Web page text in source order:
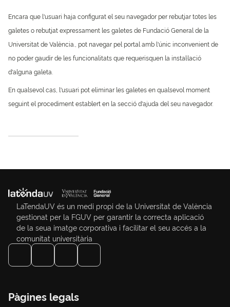
Encara que l'usuari haja configurat el seu navegador per rebutjar totes les
galetes o rebutjat expressament les galetes de Fundació General de la
Universitat de València., pot navegar pel portal amb l'únic inconvenient de
no poder gaudir de les funcionalitats que requerisquen la instal·lació
d'alguna galeta.
En qualsevol cas, l'usuari pot eliminar les galetes en qualsevol moment
seguint el procediment establert en la secció d'ajuda del seu navegador.
LaTendaUV és un medi propi de la Universitat de València
gestionat per la FGUV per garantir la correcta aplicació
de la seua imatge corporativa i facilitar el seu accés a la
comunitat universitària
Pàgines legals